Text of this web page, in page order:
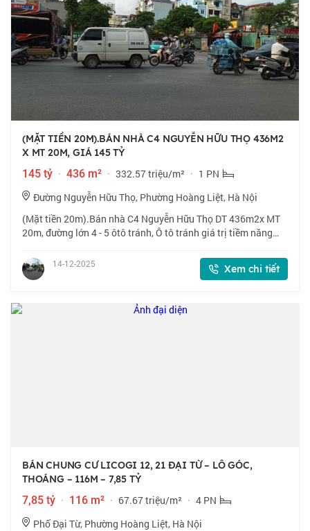
(MẶT TIỀN 20M).BÁN NHÀ C4 NGUYỄN HỮU THỌ 436M2
X MT 20M, GIÁ 145 TỶ
145 tỷ · 436 m² · 332.57 triệu/m² · 1 PN
Đường Nguyễn Hữu Thọ, Phường Hoàng Liệt, Hà Nội
(Mặt tiền 20m).Bán nhà C4 Nguyễn Hữu Thọ DT 436m2x MT
20m, đường lớn 4 - 5 ôtô tránh, Ô tô tránh giá trị tiềm năng
trí đắc địa. Chỉ 50m ra
14-12-2025 Xem chi tiết
BÁN CHUNG CƯ LICOGI 12, 21 ĐẠI TỪ – LÔ GÓC,
THOÁNG – 116M – 7,85 TỶ
7,85 tỷ · 116 m² · 67.67 triệu/m² · 4 PN
Phố Đại Từ, Phường Hoàng Liệt, Hà Nội